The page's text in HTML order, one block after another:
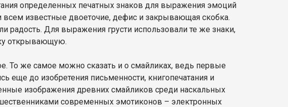
определенных печатных знаков для выражения эмоций
известные двоеточие, дефис и закрывающая скобка.
радость. Для выражения грусти использовали те же знаки,
открывающую.
То же самое можно сказать и о смайликах, ведь первые
еще до изобретения письменности, книгопечатания и
изображения древних смайликов среди наскальных
современных эмотиконов – электронных